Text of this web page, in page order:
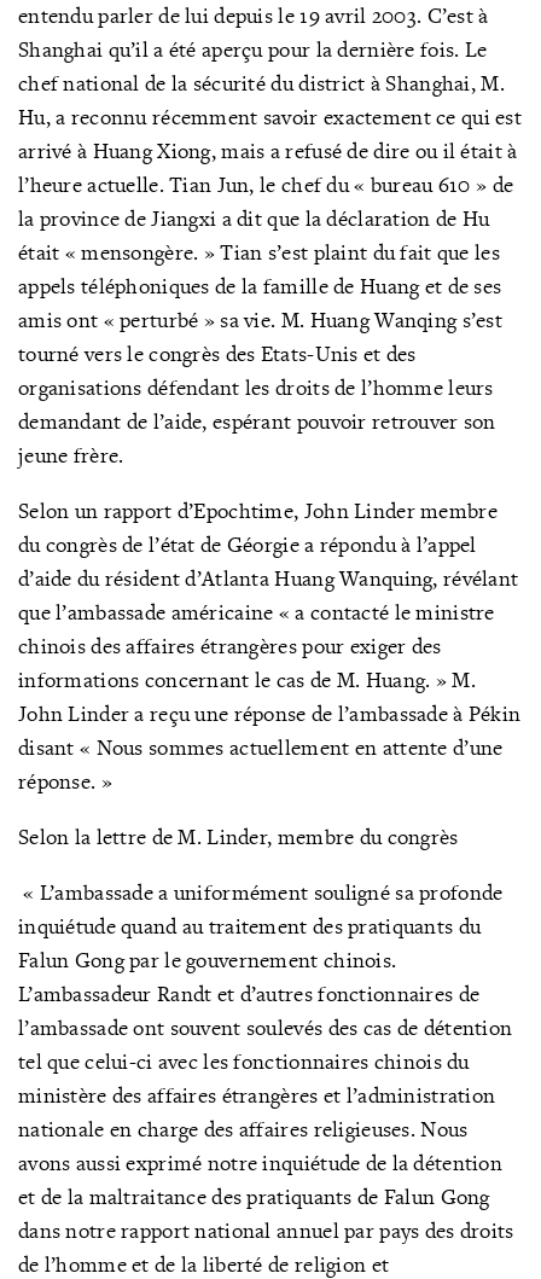
entendu parler de lui depuis le 19 avril 2003. C’est à
Shanghai qu’il a été aperçu pour la dernière fois. Le
chef national de la sécurité du district à Shanghai, M.
Hu, a reconnu récemment savoir exactement ce qui est
arrivé à Huang Xiong, mais a refusé de dire ou il était à
l’heure actuelle. Tian Jun, le chef du « bureau 610 » de
la province de Jiangxi a dit que la déclaration de Hu
était « mensongère. » Tian s’est plaint du fait que les
appels téléphoniques de la famille de Huang et de ses
amis ont « perturbé » sa vie. M. Huang Wanqing s’est
tourné vers le congrès des Etats-Unis et des
organisations défendant les droits de l’homme leurs
demandant de l’aide, espérant pouvoir retrouver son
jeune frère.
Selon un rapport d’Epochtime, John Linder membre
du congrès de l’état de Géorgie a répondu à l’appel
d’aide du résident d’Atlanta Huang Wanquing, révélant
que l’ambassade américaine « a contacté le ministre
chinois des affaires étrangères pour exiger des
informations concernant le cas de M. Huang. » M.
John Linder a reçu une réponse de l’ambassade à Pékin
disant « Nous sommes actuellement en attente d’une
réponse. »
Selon la lettre de M. Linder, membre du congrès
« L’ambassade a uniformément souligné sa profonde
inquiétude quand au traitement des pratiquants du
Falun Gong par le gouvernement chinois.
L’ambassadeur Randt et d’autres fonctionnaires de
l’ambassade ont souvent soulevés des cas de détention
tel que celui-ci avec les fonctionnaires chinois du
ministère des affaires étrangères et l’administration
nationale en charge des affaires religieuses. Nous
avons aussi exprimé notre inquiétude de la détention
et de la maltraitance des pratiquants de Falun Gong
dans notre rapport national annuel par pays des droits
de l’homme et de la liberté de religion et